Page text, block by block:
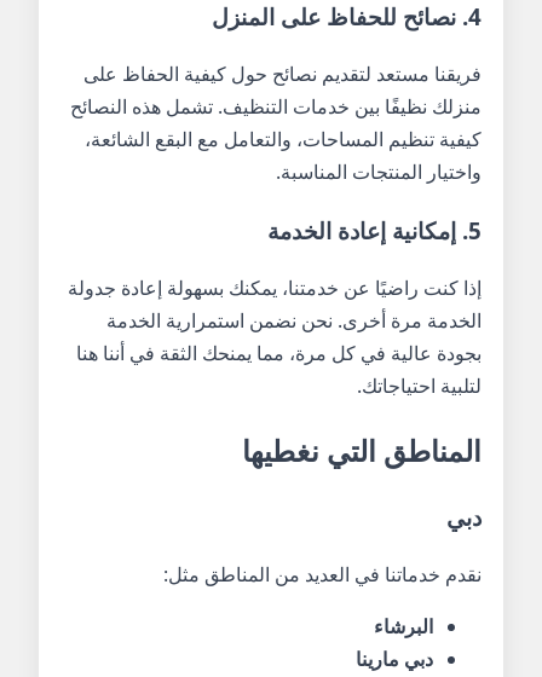
4. نصائح للحفاظ على المنزل
فريقنا مستعد لتقديم نصائح حول كيفية الحفاظ على
منزلك نظيفًا بين خدمات التنظيف. تشمل هذه النصائح
كيفية تنظيم المساحات، والتعامل مع البقع الشائعة،
واختيار المنتجات المناسبة.
5. إمكانية إعادة الخدمة
إذا كنت راضيًا عن خدمتنا، يمكنك بسهولة إعادة جدولة
الخدمة مرة أخرى. نحن نضمن استمرارية الخدمة
بجودة عالية في كل مرة، مما يمنحك الثقة في أننا هنا
لتلبية احتياجاتك.
المناطق التي نغطيها
دبي
نقدم خدماتنا في العديد من المناطق مثل:
البرشاء
دبي مارينا